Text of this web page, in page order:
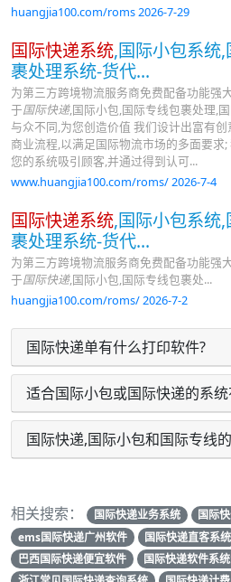
huangjia100.com/roms 2026-7-29
国际快递系统,国际小包系统
裹处理系统-货代...
为第三方跨境物流服务商免费配备功能强
于国际快递,国际小包,国际专线包裹处理,
与众不同,为您创造价值 我们设计出富有
商业流程,以满足国际物流市场的多面要求
您的系统吸引顾客,并通过得到认可...
www.huangjia100.com/roms/ 2026-7-4
国际快递系统,国际小包系统
裹处理系统-货代...
为第三方跨境物流服务商免费配备功能强
于国际快递,国际小包,国际专线包裹处...
huangjia100.com/roms/ 2026-7-2
国际快递单有什么打印软件?
适合国际小包或国际快递的系统
国际快递,国际小包和国际专线
相关搜索： 国际快递业务系统
国际
ems国际快递广州软件
国际快递直客系统
巴西国际快递便宜软件
国际快递软件系